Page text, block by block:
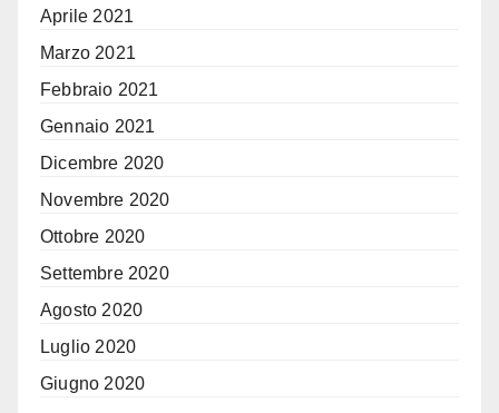
Aprile 2021
Marzo 2021
Febbraio 2021
Gennaio 2021
Dicembre 2020
Novembre 2020
Ottobre 2020
Settembre 2020
Agosto 2020
Luglio 2020
Giugno 2020